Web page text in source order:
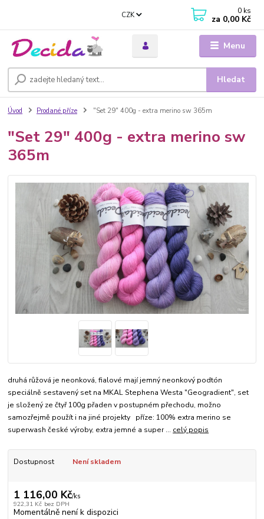
Menu
CZK
Hledat
0 ks
za 0,00 Kč
Úvod Prodané příze "Set 29" 400g - extra merino sw 365m
"Set 29" 400g - extra merino sw
365m
druhá růžová je neonková, fialové mají jemný neonkový podtón
speciálně sestavený set na MKAL Stephena Westa "Geogradient", set
je složený ze čtyř 100g přaden v postupném přechodu, možno
samozřejmě použít i na jiné projekty příze: 100% extra merino se
superwash české výroby, extra jemné a super ... celý popis
Dostupnost Není skladem
1 116,00 Kč/ks
922,31 Kč bez DPH
Momentálně není k dispozici